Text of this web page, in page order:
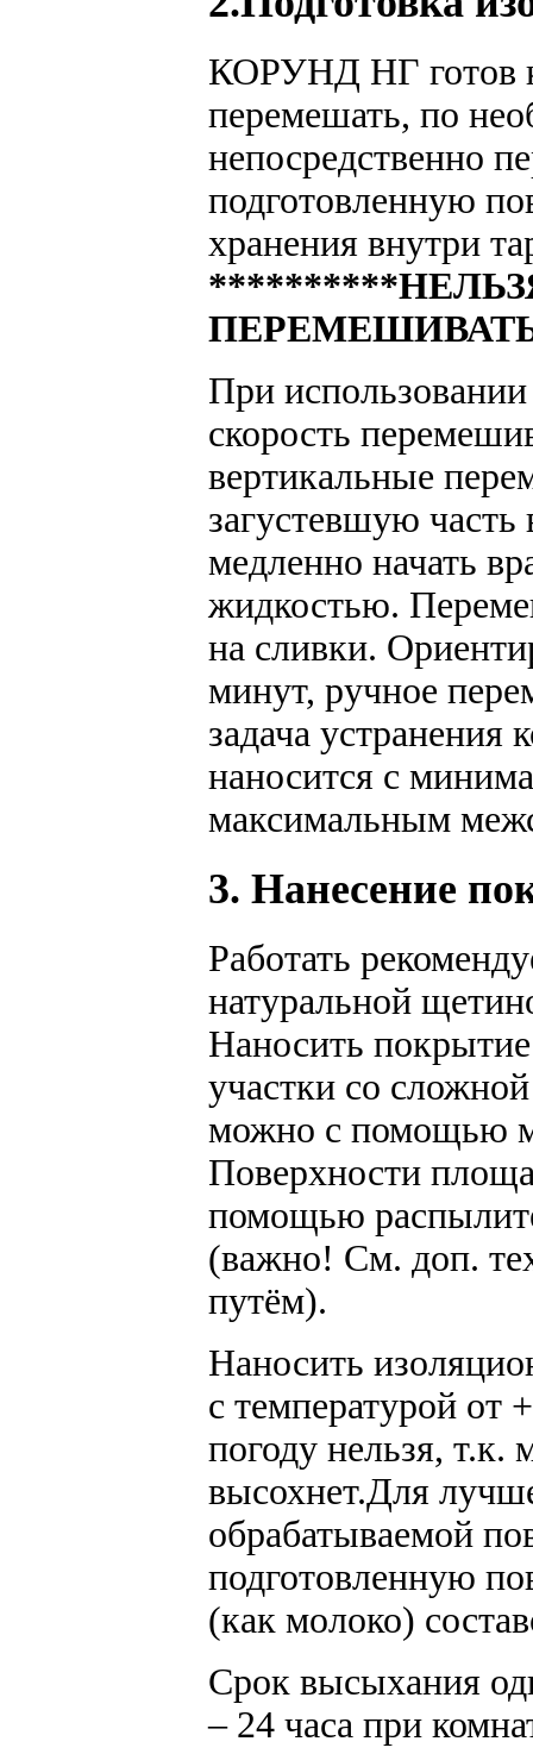
КОРУНД НГ готов
перемешать, по
непосредственно
подготовленную
хранения внутри
При
скорость
вертикальные
загустевшую
медленно начать
жидкостью.
на сливки.
минут, ручное
задача
наносится с
максимальным
3. Нанесение
Работать
натуральной
Наносить
участки со
можно с помощью
Поверхности
помощью
(важно! См. доп.
путём).
Наносить
с температурой от
погоду нельзя, т.к.
высохнет.Для
обрабатываемой
подготовленную
(как молоко)
Срок высыхания
– 24 часа при